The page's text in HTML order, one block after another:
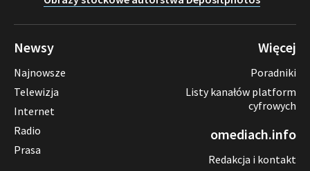
Newsy
Najnowsze
Telewizja
Internet
Radio
Prasa
Więcej
Poradniki
Listy kanałów platform
cyfrowych
omediach.info
Redakcja i kontakt